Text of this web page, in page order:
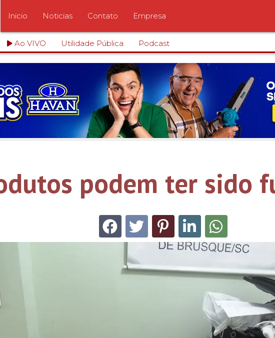
Inicio Noticias Contato Empresa
Ao VIVO Utilidade Pública Podcast
podem ter sido